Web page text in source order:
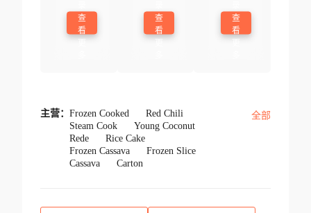
查
看
查
看
查
看
主营： Frozen Cooked
Red Chili
Steam Cook
Young Coconut
Rede
Rice Cake
Frozen Cassava
Frozen Slice
Cassava
Carton
全部